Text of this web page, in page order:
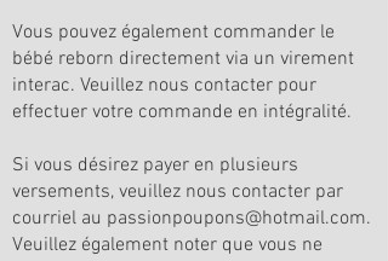
Vous pouvez également commander le
bébé reborn directement via un virement
interac. Veuillez nous contacter pour
effectuer votre commande en intégralité.
Si vous désirez payer en plusieurs
versements, veuillez nous contacter par
courriel au passionpoupons@hotmail.com.
Veuillez également noter que vous ne